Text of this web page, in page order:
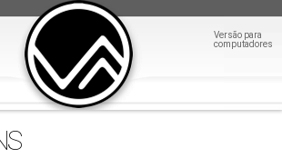
Versão para
computadores